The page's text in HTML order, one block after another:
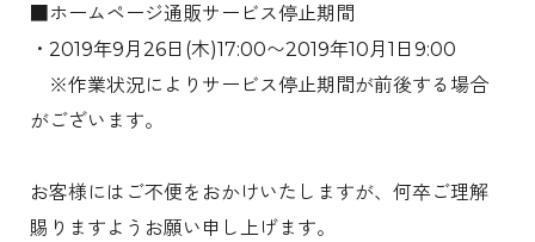
■ホームページ通販サービス停止期間
・2019年9月26日(木)17:00〜2019年10月1日9:00
※作業状況によりサービス停止期間が前後する場合
がございます。
お客様にはご不便をおかけいたしますが、何卒ご理解
賜りますようお願い申し上げます。